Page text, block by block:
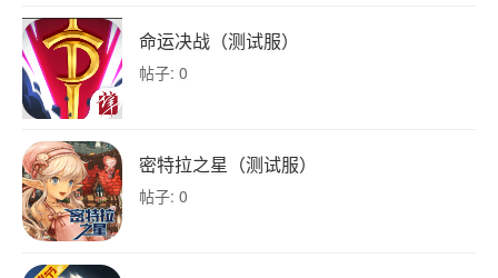
命运决战（测试服）
帖子: 0
密特拉之星（测试服）
帖子: 0